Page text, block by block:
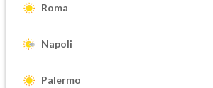
Roma
Napoli
Palermo